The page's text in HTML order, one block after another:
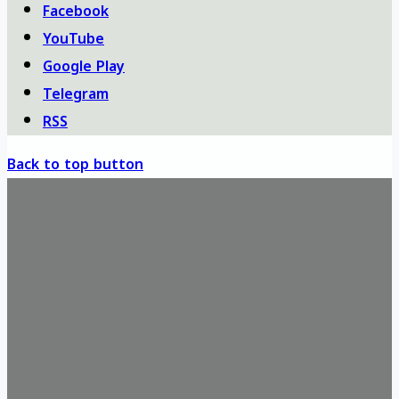
Facebook
YouTube
Google Play
Telegram
RSS
Back to top button